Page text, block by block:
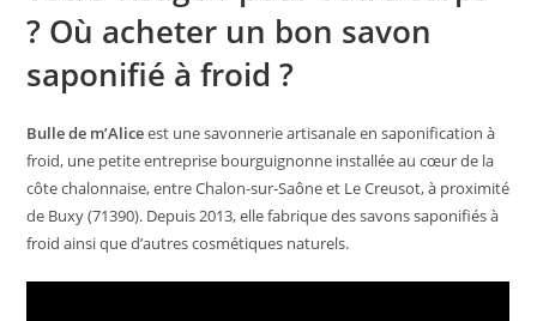
? Où acheter un bon savon
saponifié à froid ?
Bulle de m’Aliceest une savonnerie artisanale en saponification à
froid, une petite entreprise bourguignonne installée au cœur de la
côte chalonnaise, entre Chalon-sur-Saône et Le Creusot, à proximité
de Buxy (71390). Depuis 2013, elle fabrique des savons saponifiés à
froid ainsi que d’autres cosmétiques naturels.